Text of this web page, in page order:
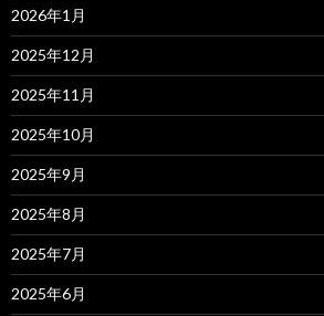
2026年1月
2025年12月
2025年11月
2025年10月
2025年9月
2025年8月
2025年7月
2025年6月